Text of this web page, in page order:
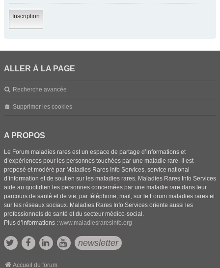
Inscription
ALLER À LA PAGE
Recherche avancée
Supprimer les cookies
A PROPOS
Le Forum maladies rares est un espace de partage d’informations et
d’expériences pour les personnes touchées par une maladie rare. Il est
proposé et modéré par Maladies Rares Info Services, service national
d’information et de soutien sur les maladies rares. Maladies Rares Info Services
aide au quotidien les personnes concernées par une maladie rare dans leur
parcours de santé et de vie, par téléphone, mail, sur le Forum maladies rares et
sur les réseaux sociaux. Maladies Rares Info Services oriente aussi les
professionnels de santé et du secteur médico-social.
Plus d’informations : www.maladiesraresinfo.org
newsletter
Accueil du forum